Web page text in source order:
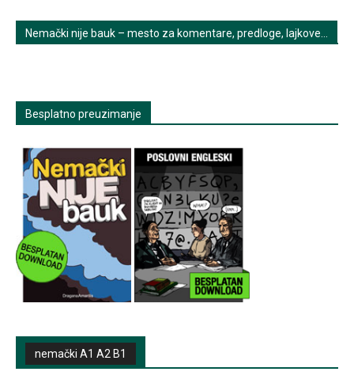
Nemački nije bauk – mesto za komentare, predloge, lajkove…
Besplatno preuzimanje
nemački A1 A2 B1